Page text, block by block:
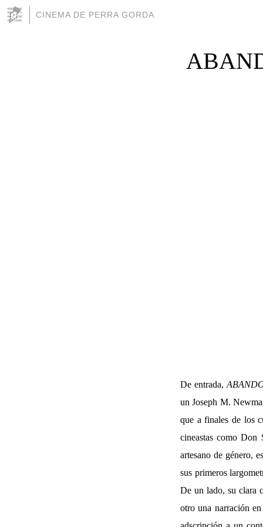
CINEMA DE PERRA GORDA
De entrada,
un Joseph M.
que a finales de los
cineastas como Don
artesano de género,
sus primeros
De un lado, su clara
otro una narración